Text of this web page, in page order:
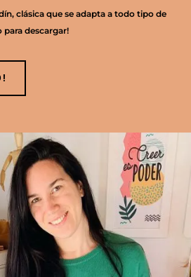
clásica que se adapta a todo tipo de
para descargar!